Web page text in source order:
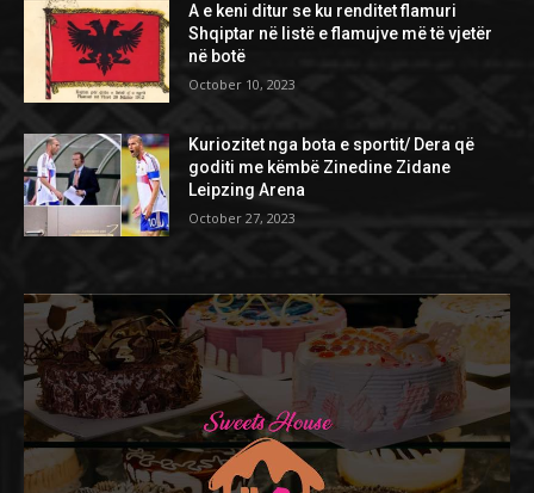
A e keni ditur se ku renditet flamuri
Shqiptar në listë e flamujve më të vjetër
në botë
October 10, 2023
Kuriozitet nga bota e sportit/ Dera që
goditi me këmbë Zinedine Zidane
Leipzing Arena
October 27, 2023